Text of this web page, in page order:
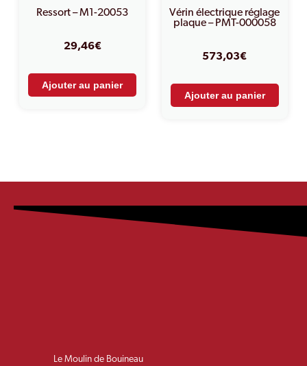
Ressort – M1-20053
29,46€
Ajouter au panier
Vérin électrique réglage
plaque – PMT-000058
573,03€
Ajouter au panier
Le Moulin de Bouineau